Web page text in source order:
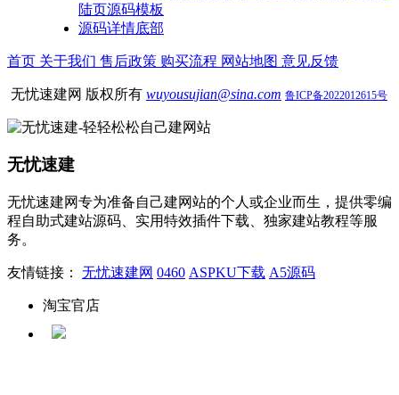
陆页源码模板
源码详情底部
首页 关于我们 售后政策 购买流程 网站地图 意见反馈
无忧速建网 版权所有 wuyousujian@sina.com 鲁ICP备2022012615号
无忧速建
无忧速建网专为准备自己建网站的个人或企业而生，提供零编
程自助式建站源码、实用特效插件下载、独家建站教程等服
务。
友情链接： 无忧速建网 0460 ASPKU下载 A5源码
淘宝官店